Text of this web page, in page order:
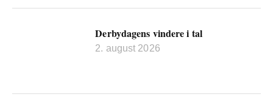
Derbydagens vindere i tal
2. august 2026